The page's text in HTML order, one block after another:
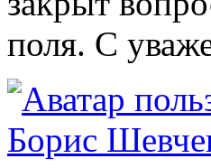
поля. С
Борис